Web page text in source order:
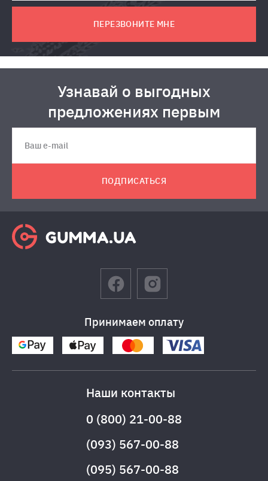
ПЕРЕЗВОНИТЕ МНЕ
Узнавай о выгодных
предложениях первым
ПОДПИСАТЬСЯ
Принимаем оплату
Наши контакты
0 (800) 21-00-88
(093) 567-00-88
(095) 567-00-88